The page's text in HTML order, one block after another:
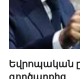
Եվրոպական